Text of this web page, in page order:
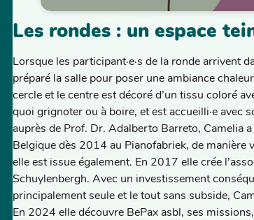
Les rondes : un espace
Lorsque les participant·e·s de la ronde arrivent
préparé la salle pour poser une ambiance
cercle et le centre est décoré d’un tissu coloré
quoi grignoter ou à boire, et est accueilli·e avec
auprès de Prof. Dr. Adalberto Barreto, Camelia
Belgique dès 2014 au Pianofabriek, de manière
elle est issue également. En 2017 elle crée
Schuylenbergh. Avec un investissement
principalement seule et le tout sans subside,
En 2024 elle découvre BePax asbl, ses